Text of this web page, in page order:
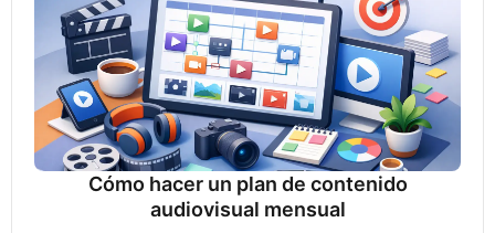
Cómo hacer un plan de contenido
audiovisual mensual